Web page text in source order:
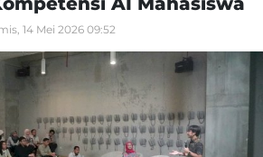
14 Mei 2026 09:52